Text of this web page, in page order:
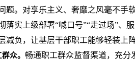
题。对享乐主义、奢靡之风毫不手
落实上级部署“喊口号”“走过场”、
减负，让基层干部职工能够轻装上
众。 畅通职工群众监督渠道，充分